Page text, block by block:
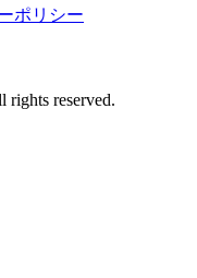
ポリシー
reserved.